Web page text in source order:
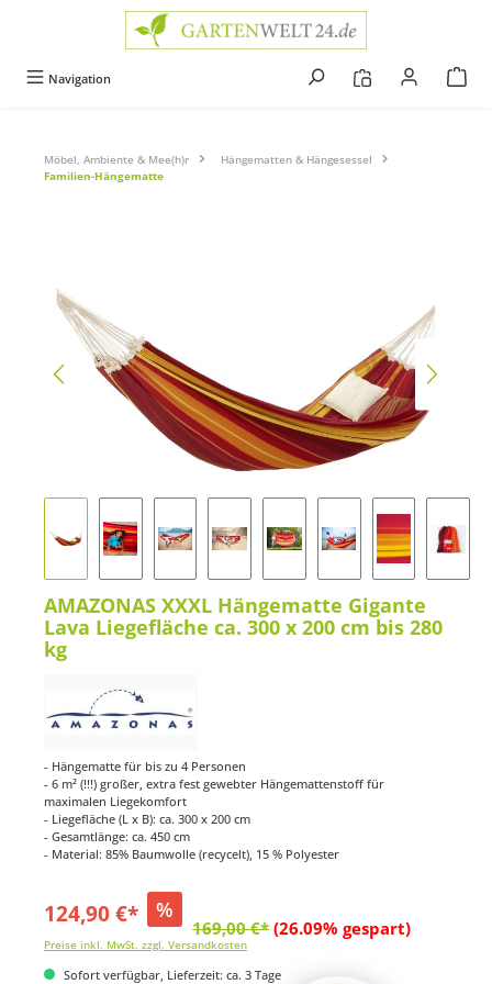
Navigation
Möbel, Ambiente & Mee(h)r
Hängematten & Hängesessel
Familien-Hängematte
AMAZONAS XXXL Hängematte Gigante
Lava Liegefläche ca. 300 x 200 cm bis 280
kg
- Hängematte für bis zu 4 Personen
- 6 m² (!!!) großer, extra fest gewebter Hängemattenstoff für
maximalen Liegekomfort
- Liegefläche (L x B): ca. 300 x 200 cm
- Gesamtlänge: ca. 450 cm
- Material: 85% Baumwolle (recycelt), 15 % Polyester
124,90 €* %
169,00 €* (26.09% gespart)
Preise inkl. MwSt. zzgl. Versandkosten
Sofort verfügbar, Lieferzeit: ca. 3 Tage